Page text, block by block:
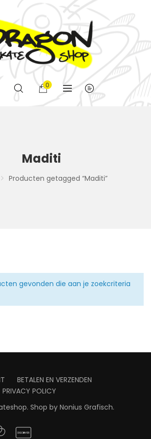
0
Maditi
Producten getagged “Maditi”
gevonden die aan je zoekcriteria
BETALEN EN VERZENDEN
PRIVACY POLICY
Shop by Nonius Grafisch.